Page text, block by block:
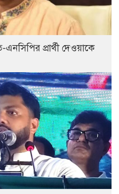
এনসিপির প্রার্থী দেওয়াকে